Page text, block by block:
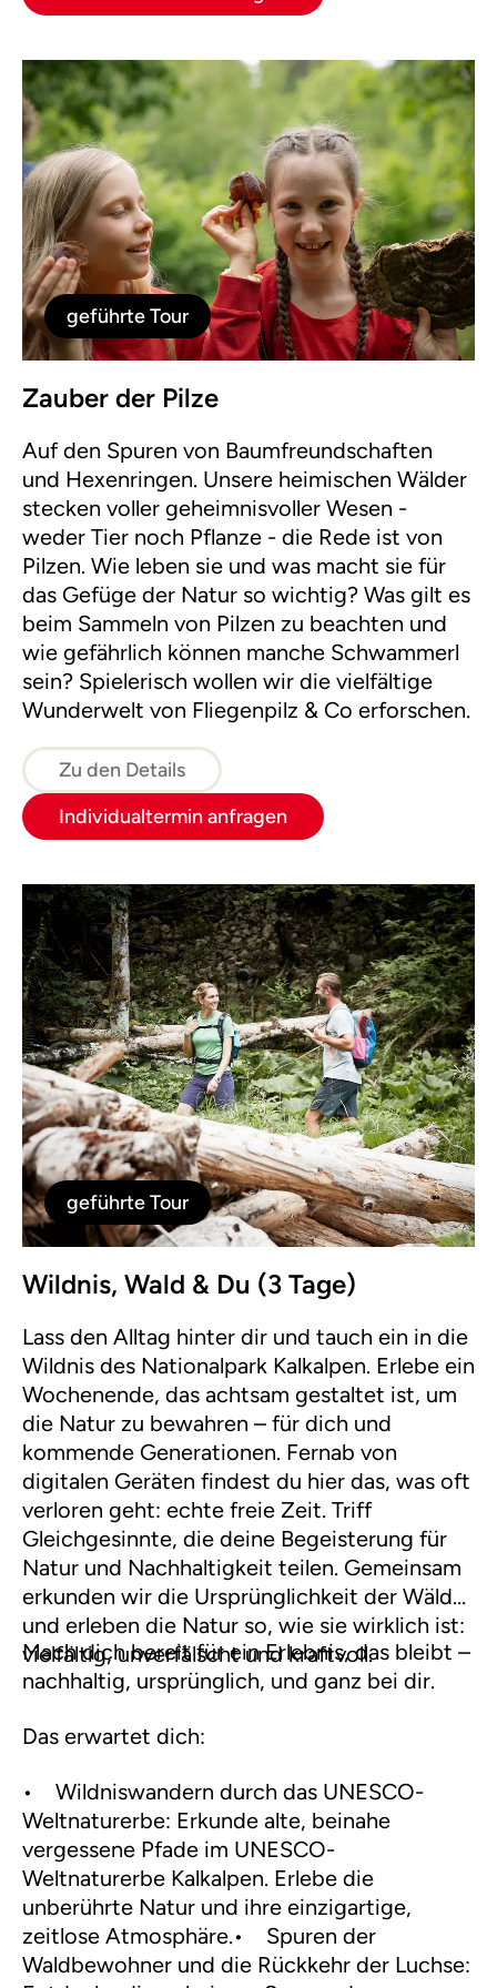
geführte Tour
Zauber der Pilze
Auf den Spuren von Baumfreundschaften
und Hexenringen. Unsere heimischen Wälder
stecken voller geheimnisvoller Wesen -
weder Tier noch Pflanze - die Rede ist von
Pilzen. Wie leben sie und was macht sie für
das Gefüge der Natur so wichtig? Was gilt es
beim Sammeln von Pilzen zu beachten und
wie gefährlich können manche Schwammerl
sein? Spielerisch wollen wir die vielfältige
Wunderwelt von Fliegenpilz & Co erforschen.
Zu den Details
Individualtermin anfragen
geführte Tour
Wildnis, Wald & Du (3 Tage)
Lass den Alltag hinter dir und tauch ein in die
Wildnis des Nationalpark Kalkalpen. Erlebe ein
Wochenende, das achtsam gestaltet ist, um
die Natur zu bewahren – für dich und
kommende Generationen. Fernab von
digitalen Geräten findest du hier das, was oft
verloren geht: echte freie Zeit. Triff
Gleichgesinnte, die deine Begeisterung für
Natur und Nachhaltigkeit teilen. Gemeinsam
erkunden wir die Ursprünglichkeit der Wälder
und erleben die Natur so, wie sie wirklich ist:
vielfältig, unverfälscht und kraftvoll.
Mach dich bereit für ein Erlebnis, das bleibt –
nachhaltig, ursprünglich, und ganz bei dir.
Das erwartet dich:
• Wildniswandern durch das UNESCO-
Weltnaturerbe: Erkunde alte, beinahe
vergessene Pfade im UNESCO-
Weltnaturerbe Kalkalpen. Erlebe die
unberührte Natur und ihre einzigartige,
zeitlose Atmosphäre.• Spuren der
Waldbewohner und die Rückkehr der Luchse: